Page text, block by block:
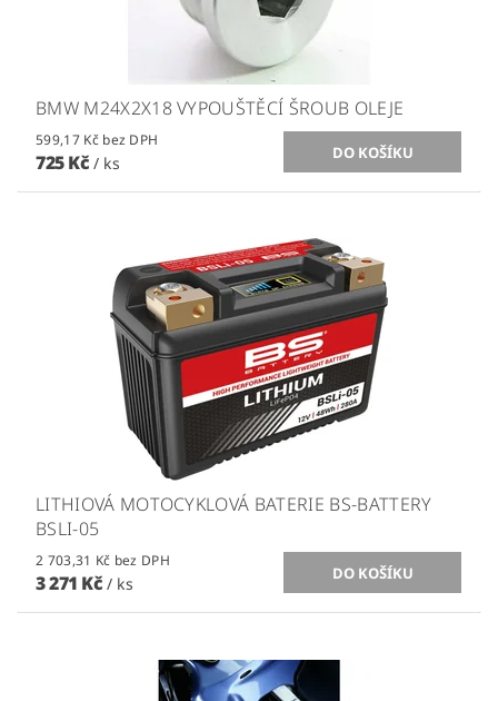
BMW M24X2X18 VYPOUŠTĚCÍ ŠROUB OLEJE
599,17 Kč bez DPH
725 Kč / ks
LITHIOVÁ MOTOCYKLOVÁ BATERIE BS-BATTERY
BSLI-05
2 703,31 Kč bez DPH
3 271 Kč / ks